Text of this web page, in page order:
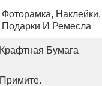
Фоторамка,
Подарки И Ремесла
Крафтная Бумага
Примите.